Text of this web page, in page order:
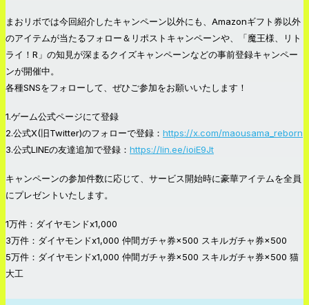
まおリボでは今回紹介したキャンペーン以外にも、Amazonギフト券以外
のアイテムが当たるフォロー＆リポストキャンペーンや、「魔王様、リト
ライ！R」の知見が深まるクイズキャンペーンなどの事前登録キャンペー
ンが開催中。
各種SNSをフォローして、ぜひご参加をお願いいたします！
1.ゲーム公式ページにて登録
2.公式X(旧Twitter)のフォローで登録： https://x.com/maousama_reborn
3.公式LINEの友達追加で登録： https://lin.ee/ioiE9Jt
キャンペーンの参加件数に応じて、サービス開始時に豪華アイテムを全員
にプレゼントいたします。
1万件：ダイヤモンドx1,000
3万件：ダイヤモンドx1,000 仲間ガチャ券×500 スキルガチャ券×500
5万件：ダイヤモンドx1,000 仲間ガチャ券×500 スキルガチャ券×500 猫
大工